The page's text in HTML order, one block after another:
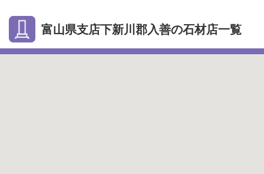
富山県支店下新川郡入善の石材店一覧